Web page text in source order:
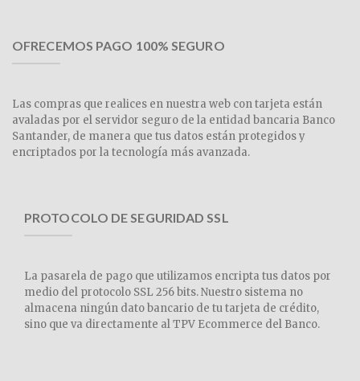
OFRECEMOS PAGO 100% SEGURO
Las compras que realices en nuestra web con tarjeta están
avaladas por el servidor seguro de la entidad bancaria Banco
Santander, de manera que tus datos están protegidos y
encriptados por la tecnología más avanzada.
PROTOCOLO DE SEGURIDAD SSL
La pasarela de pago que utilizamos encripta tus datos por
medio del protocolo SSL 256 bits. Nuestro sistema no
almacena ningún dato bancario de tu tarjeta de crédito,
sino que va directamente al TPV Ecommerce del Banco.